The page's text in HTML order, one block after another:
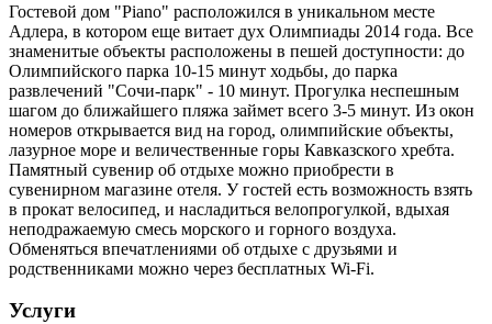
Гостевой дом "Piano" расположился в уникальном месте
Адлера, в котором еще витает дух Олимпиады 2014 года. Все
знаменитые объекты расположены в пешей доступности: до
Олимпийского парка 10-15 минут ходьбы, до парка
развлечений "Сочи-парк" - 10 минут. Прогулка неспешным
шагом до ближайшего пляжа займет всего 3-5 минут. Из окон
номеров открывается вид на город, олимпийские объекты,
лазурное море и величественные горы Кавказского хребта.
Памятный сувенир об отдыхе можно приобрести в
сувенирном магазине отеля. У гостей есть возможность взять
в прокат велосипед, и насладиться велопрогулкой, вдыхая
неподражаемую смесь морского и горного воздуха.
Обменяться впечатлениями об отдыхе с друзьями и
родственниками можно через бесплатных Wi-Fi.
Услуги